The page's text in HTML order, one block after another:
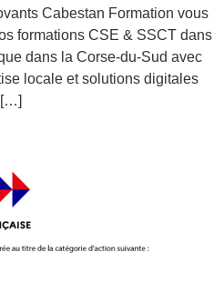
Cabestan Formation vous
formations CSE & SSCT dans
dans la Corse-du-Sud avec
locale et solutions digitales
[…]